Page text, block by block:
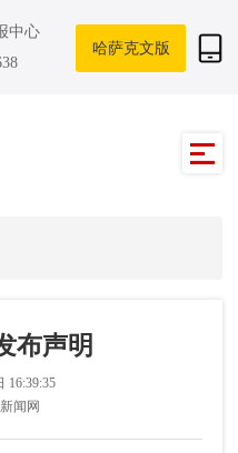
中心
哈萨克文版
布声明
16:39:35
闻网